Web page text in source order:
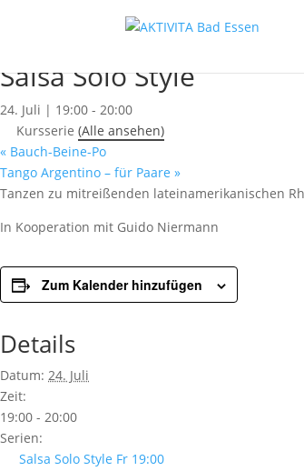
Salsa Solo Style
24. Juli | 19:00 - 20:00
Kursserie (Alle ansehen)
« Bauch-Beine-Po
Tango Argentino – für Paare »
Tanzen zu mitreißenden lateinamerikanischen
In Kooperation mit Guido Niermann
Zum Kalender hinzufügen
Details
Datum: 24. Juli
Zeit:
19:00 - 20:00
Serien:
Salsa Solo Style Fr 19:00